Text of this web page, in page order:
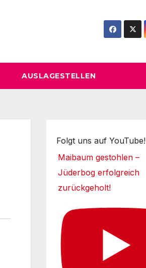
AUSLAGESTELLEN
Folgt uns auf YouTube!
Maibaum gestohlen –
Jüderbog erfolgreich
zurückgeholt!